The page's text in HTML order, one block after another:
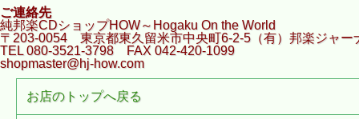
ご連絡先
純邦楽CDショップHOW～Hogaku On the World
〒203-0054 東京都東久留米市中央町6-2-5（有）邦楽ジャー
TEL 080-3521-3798 FAX 042-420-1099
shopmaster@hj-how.com
お店のトップへ戻る